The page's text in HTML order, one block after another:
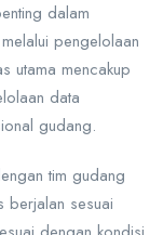
dalam
pengelolaan
utama mencakup
data
gudang.
tim gudang
berjalan sesuai